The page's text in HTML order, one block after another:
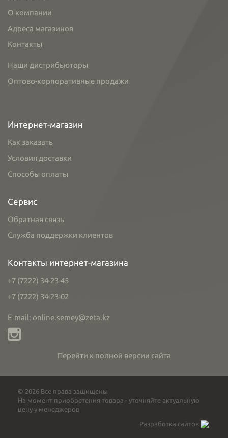
О компании
Адреса магазинов
Контакты
Наши дистрибьюторы
Оптово-корпоративные продажи
Интернет-магазин
Как заказать
Условия доставки
Способы оплаты
Сервис
Обратная связь
Служба поддержки клиентов
Контакты интернет-магазина
+7 (7222) 34-23-45
+7 (7222) 34-23-02
E-mail: online.semey@zeta.kz
Перейти к полной версии сайта
© 2026 Все права защищены
На момент приобретения товара - уточняйте актуальную
цену у менеджеров
Разработка сайтов